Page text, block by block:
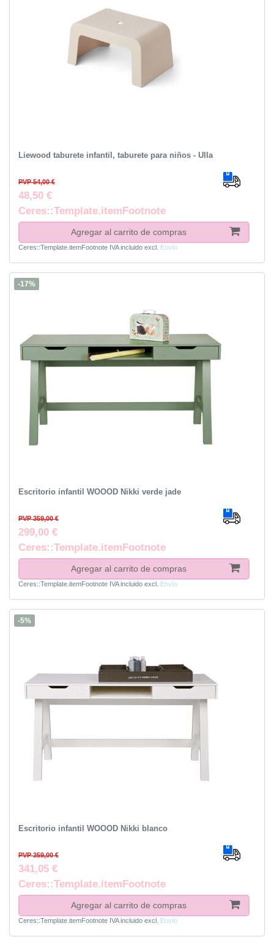
Liewood taburete infantil, taburete para niños - Ulla
PVP 54,00 €
48,50 €
Ceres::Template.itemFootnote
Agregar al carrito de compras
Ceres::Template.itemFootnote IVA incluidoexcl. Envío
-17%
Escritorio infantil WOOOD Nikki verde jade
PVP 359,00 €
299,00 €
Ceres::Template.itemFootnote
Agregar al carrito de compras
Ceres::Template.itemFootnote IVA incluidoexcl. Envío
-5%
Escritorio infantil WOOOD Nikki blanco
PVP 359,00 €
341,05 €
Ceres::Template.itemFootnote
Agregar al carrito de compras
Ceres::Template.itemFootnote IVA incluidoexcl. Envío